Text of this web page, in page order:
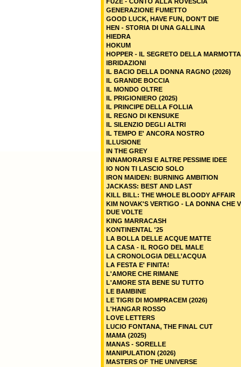
GENERAZIONE FUMETTO
GOOD LUCK, HAVE FUN, DON’T DIE
HEN - STORIA DI UNA GALLINA
HIEDRA
HOKUM
HOPPER - IL SEGRETO DELLA MARMOTTA
IBRIDAZIONI
IL BACIO DELLA DONNA RAGNO (2026)
IL GRANDE BOCCIA
IL MONDO OLTRE
IL PRIGIONIERO (2025)
IL PRINCIPE DELLA FOLLIA
IL REGNO DI KENSUKE
IL SILENZIO DEGLI ALTRI
IL TEMPO E' ANCORA NOSTRO
ILLUSIONE
IN THE GREY
INNAMORARSI E ALTRE PESSIME IDEE
IO NON TI LASCIO SOLO
IRON MAIDEN: BURNING AMBITION
JACKASS: BEST AND LAST
KILL BILL: THE WHOLE BLOODY AFFAIR
KIM NOVAK'S VERTIGO - LA DONNA CHE
DUE VOLTE
KING MARRACASH
KONTINENTAL '25
LA BOLLA DELLE ACQUE MATTE
LA CASA - IL ROGO DEL MALE
LA CRONOLOGIA DELL’ACQUA
LA FESTA E' FINITA!
L'AMORE CHE RIMANE
L'AMORE STA BENE SU TUTTO
LE BAMBINE
LE TIGRI DI MOMPRACEM (2026)
L'HANGAR ROSSO
LOVE LETTERS
LUCIO FONTANA, THE FINAL CUT
MAMA (2025)
MANAS - SORELLE
MANIPULATION (2026)
MASTERS OF THE UNIVERSE